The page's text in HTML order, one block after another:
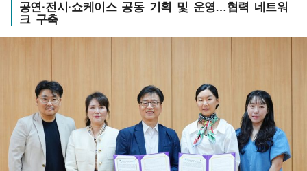
공연·전시·쇼케이스 공동 기획 및 운영…협력 네트워
크 구축